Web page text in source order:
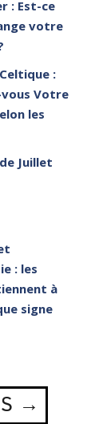
: Est-ce
votre
:
vous Votre
les
Juillet
: les
à
signe
→